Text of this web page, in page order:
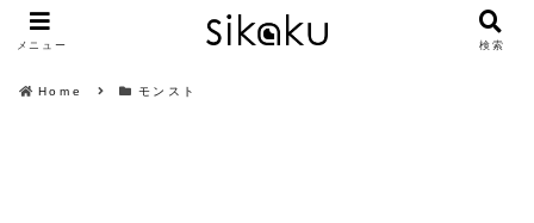
Home モンスト
メニュー 検索